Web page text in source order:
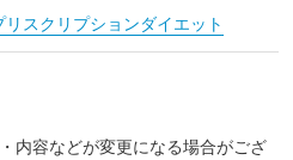
リスクリプションダイエット
内容などが変更になる場合がござ